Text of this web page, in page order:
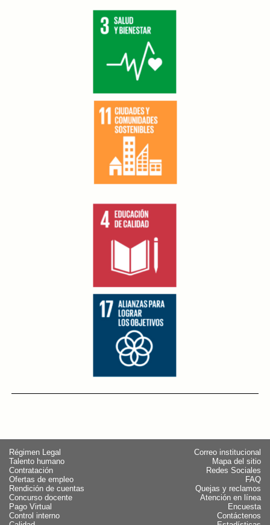
Régimen Legal
Talento humano
Contratación
Ofertas de empleo
Rendición de cuentas
Concurso docente
Pago Virtual
Control interno
Correo institucional
Mapa del sitio
Redes Sociales
FAQ
Quejas y reclamos
Atención en línea
Encuesta
Contáctenos